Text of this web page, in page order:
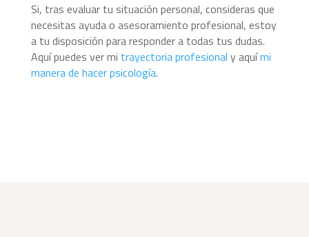
Si, tras evaluar tu situación personal, consideras que
necesitas ayuda o asesoramiento profesional, estoy
a tu disposición para responder a todas tus dudas.
Aquí puedes ver mi trayectoria profesional y aquími
manera de hacer psicología.